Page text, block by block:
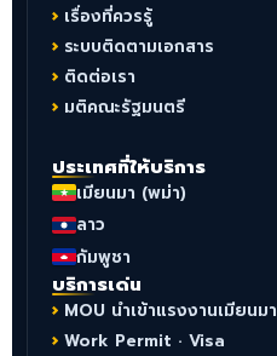
เรื่องที่ควรรู้
ระบบติดตามเอกสาร
ติดต่อเรา
มติคณะรัฐมนตรี
ประเทศที่ให้บริการ
เมียนมา (พม่า)
ลาว
กัมพูชา
บริการเด่น
MOU นำเข้าแรงงานเมียนมา
Work Permit · Visa